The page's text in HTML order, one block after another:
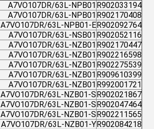
R902033194
A7VO107DR/63L-NPB01
R902170408
A7VO107DR/63L-NPB01
R902092764
A7VO107DR/63L-NPB01-E
R902052116
A7VO107DR/63L-NSB01
R902170447
A7VO107DR/63L-NZB01
R902216598
A7VO107DR/63L-NZB01
R902275539
A7VO107DR/63L-NZB01
R909610399
A7VO107DR/63L-NZB01
R992001721
A7VO107DR/63L-NZB01
R902021867
A7VO107DR/63L-NZB01-S
R902047464
A7VO107DR/63L-NZB01-S
R902211565
A7VO107DR/63L-NZB01-S
R902084218
A7VO107DR/63L-NZB01-Y